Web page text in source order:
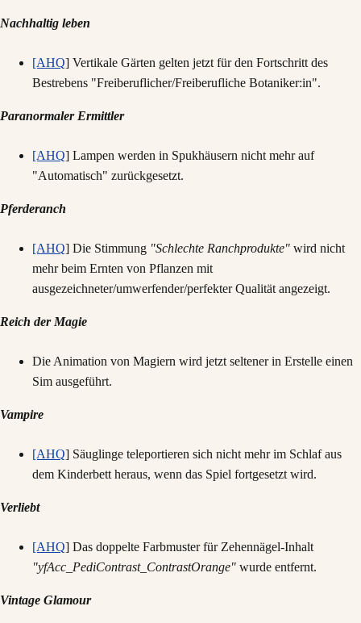
Nachhaltig leben
[AHQ] Vertikale Gärten gelten jetzt für den Fortschritt des
Bestrebens "Freiberuflicher/Freiberufliche Botaniker:in".
Paranormaler Ermittler
[AHQ] Lampen werden in Spukhäusern nicht mehr auf
"Automatisch" zurückgesetzt.
Pferderanch
[AHQ] Die Stimmung "Schlechte Ranchprodukte" wird nicht
mehr beim Ernten von Pflanzen mit
ausgezeichneter/umwerfender/perfekter Qualität angezeigt.
Reich der Magie
Die Animation von Magiern wird jetzt seltener in Erstelle einen
Sim ausgeführt.
Vampire
[AHQ] Säuglinge teleportieren sich nicht mehr im Schlaf aus
dem Kinderbett heraus, wenn das Spiel fortgesetzt wird.
Verliebt
[AHQ] Das doppelte Farbmuster für Zehennägel-Inhalt
"yfAcc_PediContrast_ContrastOrange" wurde entfernt.
Vintage Glamour